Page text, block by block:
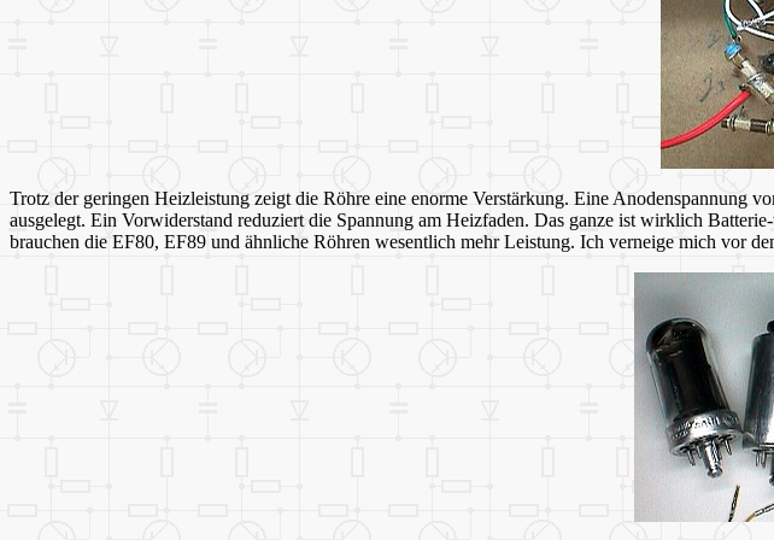
Trotz der geringen Heizleistung zeigt die Röhre eine enorme Verstärkung. Eine
ausgelegt. Ein Vorwiderstand reduziert die Spannung am Heizfaden. Das ganze ist wirklich
brauchen die EF80, EF89 und ähnliche Röhren wesentlich mehr Leistung. Ich verneige mich vor